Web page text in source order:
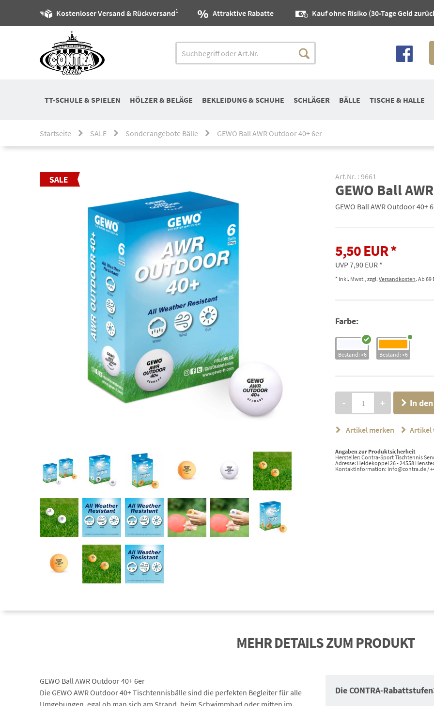
Kostenloser Versand & Rückversand1 Attraktive Rabatte Kauf ohne Risiko (30-Tage Geld
TT-SCHULE & SPIELEN HÖLZER & BELÄGE BEKLEIDUNG & SCHUHE SCHLÄGER BÄLLE TISCHE & HALLE
Startseite SALE Sonderangebote Bälle GEWO Ball AWR Outdoor 40+ 6er
Art.Nr. : 9661
GEWO Ball
GEWO Ball AWR Outdoor 40+
5,50 EUR
UVP 7,90 EUR
* inkl. Mwst., zzgl. Versandkosten. Ab
Farbe:
Bestand: >6 Bestand: >6
- + In
Artikel merken Artikel
Angaben zur Produktsicherheit
Hersteller: Contra-Sport Tischtennis
Adresse: Heidekoppel 26 - 24558
Kontaktinformation: info@contra.de /
MEHR DETAILS ZUM PRODUKT
GEWO Ball AWR Outdoor 40+ 6er
Die GEWO AWR Outdoor 40+ Tischtennisbälle sind die perfekten Begleiter für alle
Umgebungen, egal ob man sich am Strand, beim Schwimmbad oder mitten im
Die CONTRA-Rabattstufen